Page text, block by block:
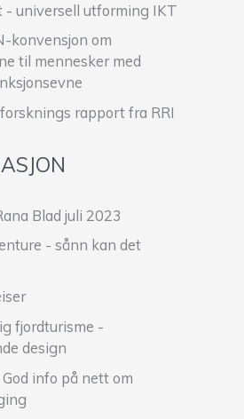
- universell utforming IKT
konvensjon om
til mennesker med
rapport fra RRI
Blad juli 2023
- sånn kan det
fjordturisme -
design
God info på nett om